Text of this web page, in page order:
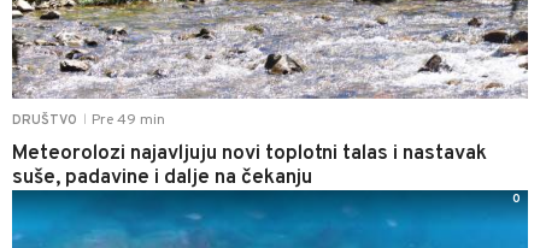
DRUŠTVO Pre 49 min
Meteorolozi najavljuju novi toplotni talas i nastavak
suše, padavine i dalje na čekanju
0